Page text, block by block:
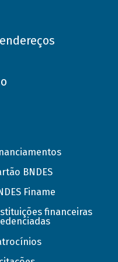
BNDES
Finame
financeiras